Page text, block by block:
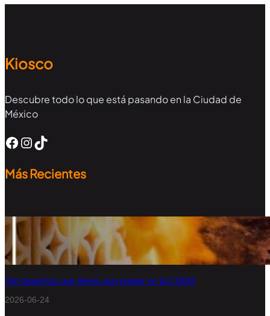
Kiosco
Descubre todo lo que está pasando en la Ciudad de
México
Facebook InstagramTikTok
Más Recientes
Top taquerías que tienes que probar en la CDMX
2026-06-24